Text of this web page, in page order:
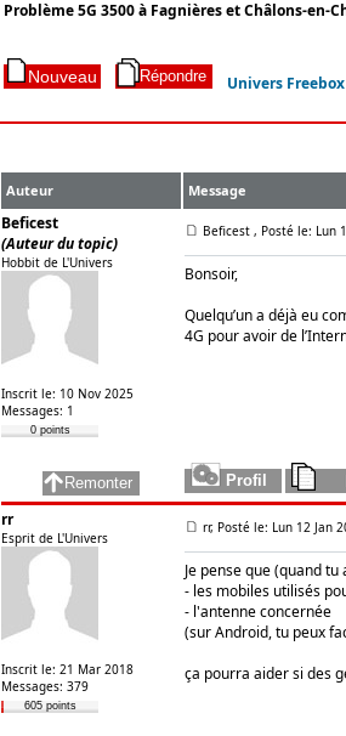
Problème 5G 3500 à Fagnières et Châlons-en-
Univers
Auteur Message
Beficest
(Auteur du topic)
Hobbit de L'Univers
Inscrit le: 10 Nov 2025
Messages: 1
0 points
Beficest , Posté le: Lun
Bonsoir,
Quelqu’un a déjà eu
4G pour avoir de
rr
Esprit de L'Univers
Inscrit le: 21 Mar 2018
Messages: 379
605 points
rr, Posté le: Lun 12 Jan
Je pense que (quand
- les mobiles utilisés
- l'antenne concernée
(sur Android, tu peux
ça pourra aider si des